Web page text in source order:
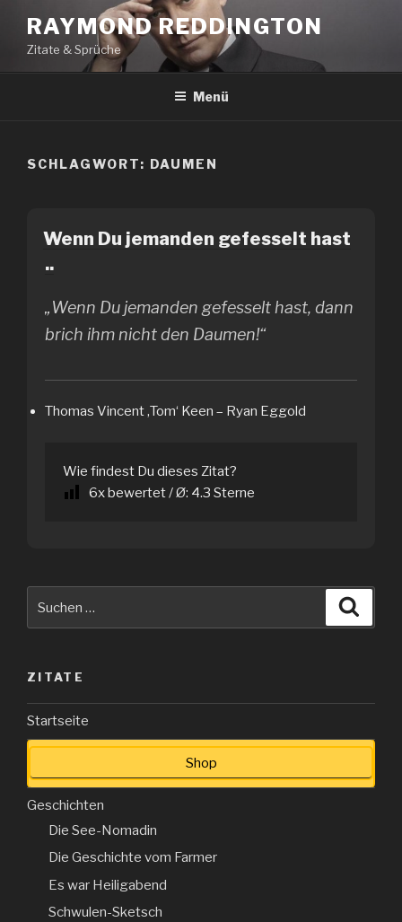
Inhalt
springen
RAYMOND REDDINGTON
Zitate & Sprüche
Menü
SCHLAGWORT: DAUMEN
Wenn Du jemanden gefesselt hast
..
„Wenn Du jemanden gefesselt hast, dann
brich ihm nicht den Daumen!“
Thomas Vincent ‚Tom‘ Keen – Ryan Eggold
Wie findest Du dieses Zitat?
6x bewertet / Ø: 4.3 Sterne
nach:
ZITATE
Startseite
Shop
Geschichten
Die See-Nomadin
Die Geschichte vom Farmer
Es war Heiligabend
Schwulen-Sketsch